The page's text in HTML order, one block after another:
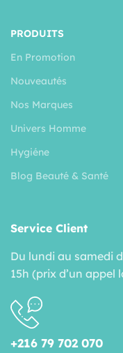
PRODUITS
En Promotion
Nouveautés
Nos Marques
Univers Homme
Hygiéne
Blog Beauté & Santé
Service Client
Du lundi au samedi
15h (prix d’un appel
+216 79 702 070